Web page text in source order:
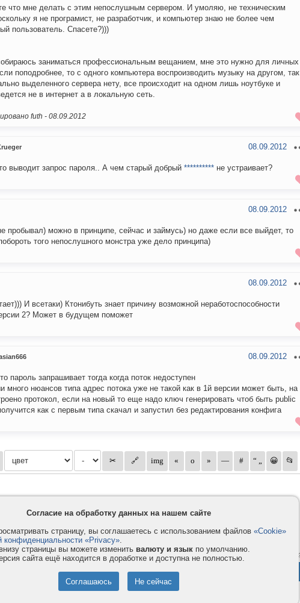
что мне делать с этим непослушным сервером. И умоляю, не техническим
я не програмист, не разработчик, и компьютер знаю не более чем
пользователь. Спасете?)))
заниматься профессиональным вещанием, мне это нужно для личных
поподробнее, то с одного компьютера воспроизводить музыку на другом, так
выделенного сервера нету, все происходит на одном лишь ноутбуке и
не в интернет а в локальную сеть.
futh - 08.09.2012
08.09.2012
выводит запрос пароля.. А чем старый добрый ********** не устраивает?
08.09.2012
пробывал) можно в принципе, сейчас и займусь) но даже если все выйдет, то
того непослушного монстра уже дело принципа)
08.09.2012
И всетаки) Ктонибуть знает причину возможной неработоспособности
2? Может в будущем поможет
08.09.2012
пароль запрашивает тогда когда поток недоступен
много нюансов типа адрес потока уже не такой как в 1й версии может быть, на
протокол, если на новый то еще надо ключ генерировать чтоб быть public
как с первым типа скачал и запустил без редактирования конфига
Согласие на обработку данных на нашем сайте
страницу, вы соглашаетесь с использованием файлов «Cookie»
конфиденциальности «Privacy».
страницы вы можете изменить валюту и язык по умолчанию.
сайта ещё находится в доработке и доступна не полностью.